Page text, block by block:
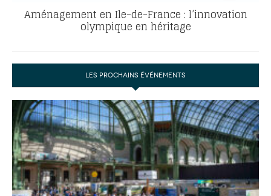
Aménagement en Ile-de-France : l’innovation
olympique en héritage
LES PROCHAINS ÉVÉNEMENTS